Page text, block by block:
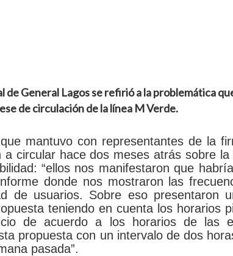
General Lagos se refirió a la problemática
de circulación de la línea M Verde.
mantuvo con representantes de la
circular hace dos meses atrás sobre la
“ellos nos manifestaron que
donde nos mostraron las
de usuarios. Sobre eso presentaron
teniendo en cuenta los horarios
de acuerdo a los horarios de las
propuesta con un intervalo de dos
pasada”.